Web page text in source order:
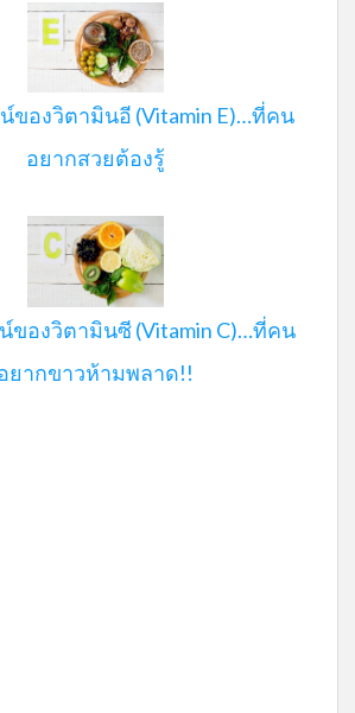
ของวิตามินอี (Vitamin E)…ที่คน
อยากสวยต้องรู้
ของวิตามินซี (Vitamin C)…ที่คน
ยากขาวห้ามพลาด!!